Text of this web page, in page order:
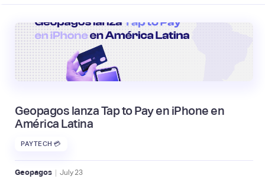
Geopagos lanza Tap to Pay en iPhone en
América Latina
PAYTECH 💳
Geopagos | July 23